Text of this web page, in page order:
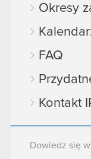
Okresy
FAQ
Kontakt
Dowiedz się